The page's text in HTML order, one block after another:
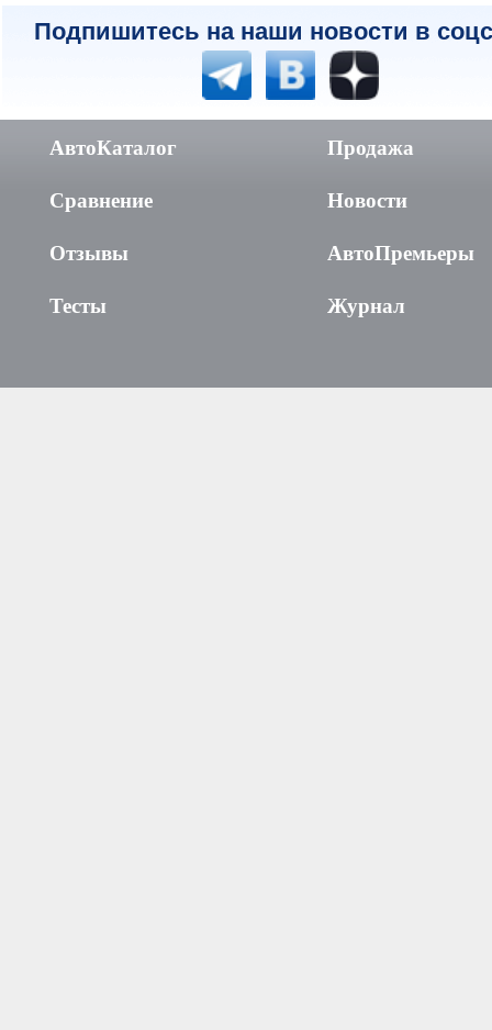
Подпишитесь на наши новости в
АвтоКаталог
Сравнение
Отзывы
Тесты
Продажа
Новости
АвтоПремьеры
Журнал